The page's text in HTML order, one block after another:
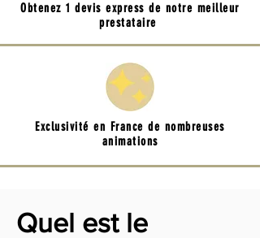
Obtenez 1 devis express de notre meilleur
prestataire
Exclusivité en France de nombreuses
animations
Quel est le